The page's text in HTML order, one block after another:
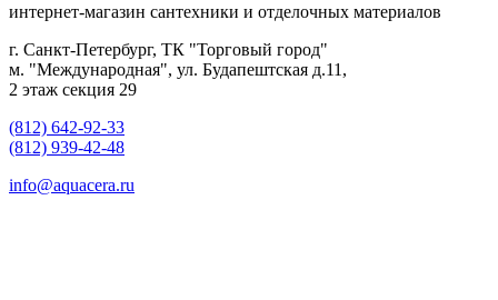
интернет-магазин сантехники и отделочных материалов
г. Санкт-Петербург, ТК "Торговый город"
м. "Международная", ул. Будапештская д.11,
2 этаж секция 29
(812) 642-92-33
(812) 939-42-48
info@aquacera.ru